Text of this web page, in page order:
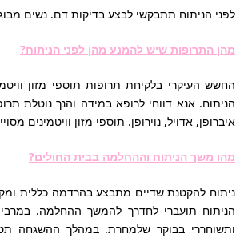
לפני הניתוח תתבקשי לבצע בדיקות דם. נשים
מהן התרופות שיש להמנע מהן לפני הניתוח?
החשש העיקרי בלקיחת תרופות תוספי מזון
איברופן, אדויל, נוירופן. תוספי מזון וויטמינים
מהו משך הניתוח וההחלמה בבית החולים?
ניתוח להקטנת שדיים מתבצע בהרדמה כללית
הניתוח תועברי לחדרך להמשך ההחלמה.
ותשוחררי בבוקר שלמחרת. במהלך ההשגחה